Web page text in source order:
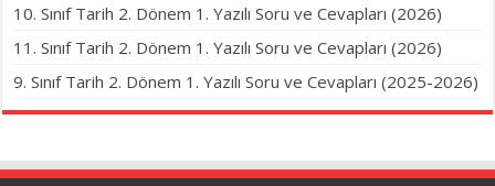
10. Sınıf Tarih 2. Dönem 1. Yazılı Soru ve Cevapları (2026)
11. Sınıf Tarih 2. Dönem 1. Yazılı Soru ve Cevapları (2026)
9. Sınıf Tarih 2. Dönem 1. Yazılı Soru ve Cevapları (2025-2026)